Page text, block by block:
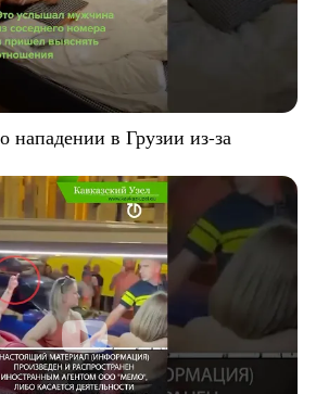
нападении в Грузии из-за